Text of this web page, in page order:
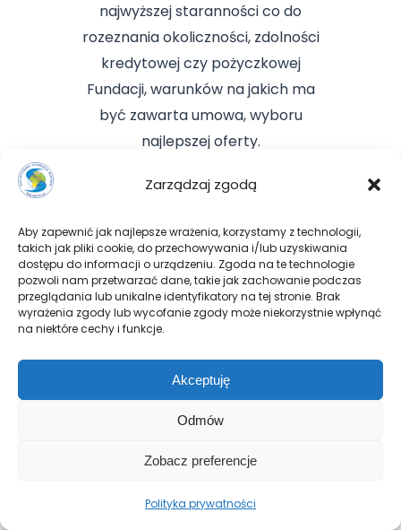
Zarządzaj zgodą
Aby zapewnić jak najlepsze wrażenia, korzystamy z technologii,
takich jak pliki cookie, do przechowywania i/lub uzyskiwania
dostępu do informacji o urządzeniu. Zgoda na te technologie
pozwoli nam przetwarzać dane, takie jak zachowanie podczas
przeglądania lub unikalne identyfikatory na tej stronie. Brak
wyrażenia zgody lub wycofanie zgody może niekorzystnie wpłynąć
na niektóre cechy i funkcje.
Akceptuję
Odmów
Zobacz preferencje
Polityka prywatności
najwyższej staranności co do
rozeznania okoliczności, zdolności
kredytowej czy pożyczkowej
Fundacji, warunków na jakich ma
być zawarta umowa, wyboru
najlepszej oferty.
Art.13. Fundacja może prowadzić
za granicą tylko w rozmiarach
służących realizacji celów
statutowych w zakresie:
1) sprzedaż detaliczna
niewyspecjalizowanych sklepach:
47.19.Z – pozostała sprzedaż
detaliczna prowadzona w
niewyspecjalizowanych sklepach;
prowadzona na straganach i